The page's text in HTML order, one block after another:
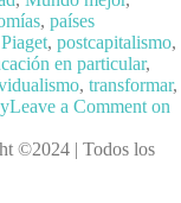
, países
Piaget, postcapitalismo,
en particular,
, transformar,
Leave a Comment on
©2024 | Todos los